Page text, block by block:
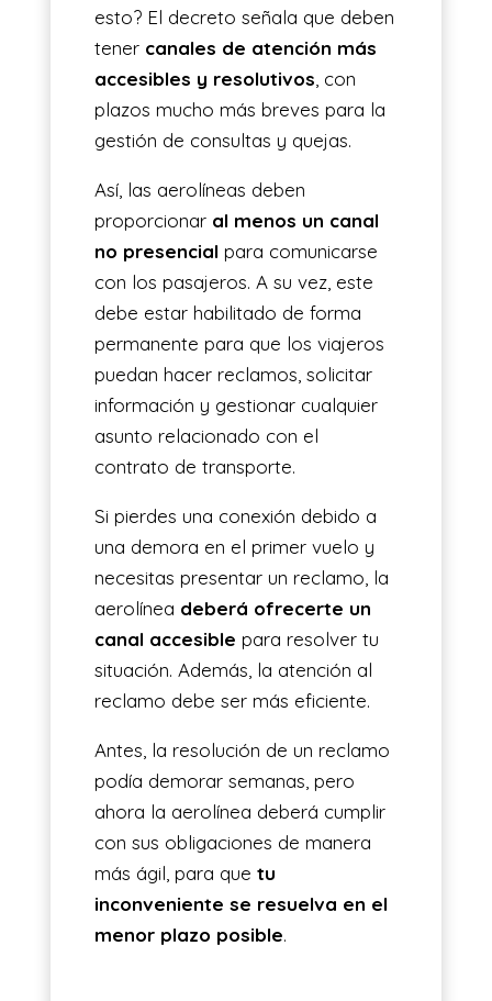
esto? El decreto señala que deben
tener canales de atención más
accesibles y resolutivos, con
plazos mucho más breves para la
gestión de consultas y quejas.
Así, las aerolíneas deben
proporcionar al menos un canal
no presencial para comunicarse
con los pasajeros. A su vez, este
debe estar habilitado de forma
permanente para que los viajeros
puedan hacer reclamos, solicitar
información y gestionar cualquier
asunto relacionado con el
contrato de transporte.
Si pierdes una conexión debido a
una demora en el primer vuelo y
necesitas presentar un reclamo, la
aerolínea deberá ofrecerte un
canal accesible para resolver tu
situación. Además, la atención al
reclamo debe ser más eficiente.
Antes, la resolución de un reclamo
podía demorar semanas, pero
ahora la aerolínea deberá cumplir
con sus obligaciones de manera
más ágil, para que tu
inconveniente se resuelva en el
menor plazo posible.